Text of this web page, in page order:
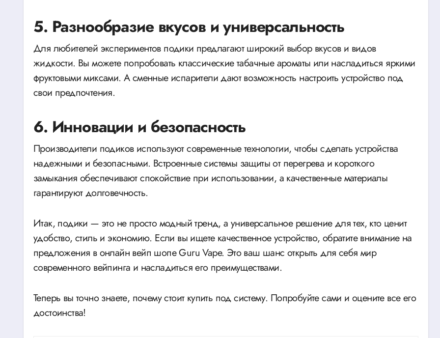
5. Разнообразие вкусов и универсальность
Для любителей экспериментов подики предлагают широкий выбор вкусов и видов
жидкости. Вы можете попробовать классические табачные ароматы или насладиться яркими
фруктовыми миксами. А сменные испарители дают возможность настроить устройство под
свои предпочтения.
6. Инновации и безопасность
Производители подиков используют современные технологии, чтобы сделать устройства
надежными и безопасными. Встроенные системы защиты от перегрева и короткого
замыкания обеспечивают спокойствие при использовании, а качественные материалы
гарантируют долговечность.
Итак, подики — это не просто модный тренд, а универсальное решение для тех, кто ценит
удобство, стиль и экономию. Если вы ищете качественное устройство, обратите внимание на
предложения в онлайн вейп шопе Guru Vape. Это ваш шанс открыть для себя мир
современного вейпинга и насладиться его преимуществами.
Теперь вы точно знаете, почему стоит купить под систему. Попробуйте сами и оцените все его
достоинства!